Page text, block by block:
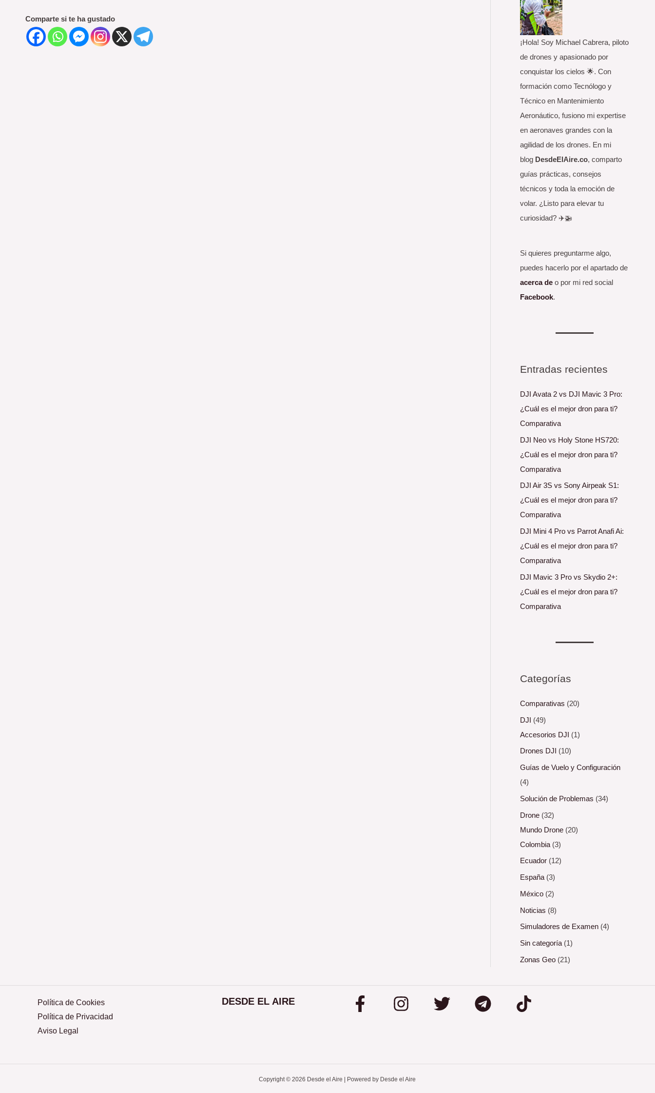
Comparte si te ha gustado
o
r
:¡Hola! Soy Michael Cabrera, piloto
de drones y apasionado por
conquistar los cielos 🌟. Con
formación como Tecnólogo y
Técnico en Mantenimiento
Aeronáutico, fusiono mi expertise
en aeronaves grandes con la
agilidad de los drones. En mi
blog DesdeElAire.co, comparto
guías prácticas, consejos
técnicos y toda la emoción de
volar. ¿Listo para elevar tu
curiosidad? ✈️🚁
Si quieres preguntarme algo,
puedes hacerlo por el apartado de
acerca deo por mi red social
Facebook.
Entradas recientes
DJI Avata 2 vs DJI Mavic 3 Pro:
¿Cuál es el mejor dron para ti?
Comparativa
DJI Neo vs Holy Stone HS720:
¿Cuál es el mejor dron para ti?
Comparativa
DJI Air 3S vs Sony Airpeak S1:
¿Cuál es el mejor dron para ti?
Comparativa
DJI Mini 4 Pro vs Parrot Anafi Ai:
¿Cuál es el mejor dron para ti?
Comparativa
DJI Mavic 3 Pro vs Skydio 2+:
¿Cuál es el mejor dron para ti?
Comparativa
Categorías
Comparativas (20)
DJI (49)
Accesorios DJI (1)
Drones DJI (10)
Guías de Vuelo y Configuración
(4)
Solución de Problemas (34)
Drone(32)
Mundo Drone(20)
Colombia(3)
Ecuador(12)
España(3)
México(2)
Noticias (8)
Simuladores de Examen(4)
Sin categoría(1)
Zonas Geo(21)
Política de Cookies
Política de Privacidad
Aviso Legal
DESDE EL AIRE
Copyright © 2026 Desde el Aire | Powered by Desde el Aire